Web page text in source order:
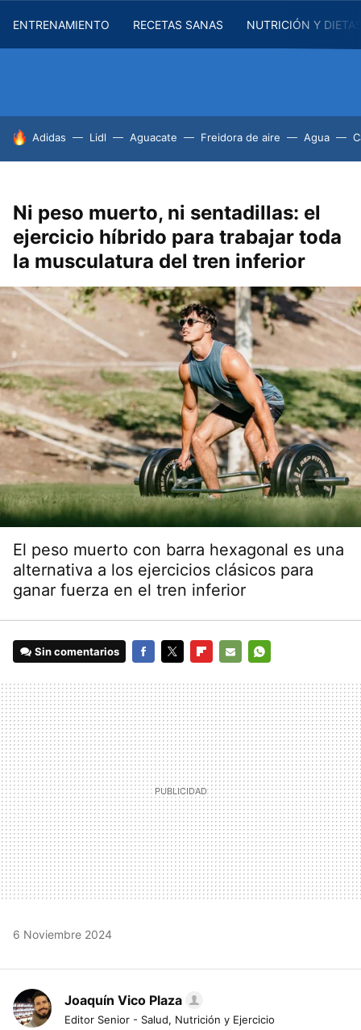
ENTRENAMIENTO RECETAS SANAS NUTRICIÓN Y
HOY SE HABLA DE
Adidas Lidl Aguacate Freidora de aire Agua
Ni peso muerto, ni sentadillas: el
ejercicio híbrido para trabajar toda
la musculatura del tren inferior
El peso muerto con barra hexagonal es una
alternativa a los ejercicios clásicos para
ganar fuerza en el tren inferior
Sin comentarios
MAIL
6 Noviembre 2024
Joaquín Vico Plaza
Editor Senior - Salud, Nutrición y Ejercicio